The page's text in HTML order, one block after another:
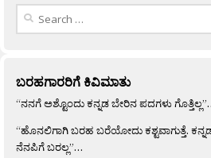
Search
ಬರಹಗಾರರಿಗೆ ಕಿವಿಮಾತು
“ನನಗೆ ಅಶ್ಟೊಂದು ಕನ್ನಡ ಬೇರಿನ ಪದಗಳು
“ಹೊನಲಿಗಾಗಿ ಬರಹ ಬರೆಯೋದು ಕಶ್ಟವಾಗುತ್ತೆ.
ನೆನಪಿಗೆ ಬರಲ್ಲ”…